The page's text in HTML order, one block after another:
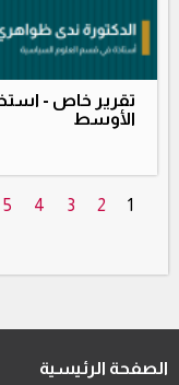
تقرير خاص -
الأوسط
1
2
3
4
5
الصفحة الرئيسية